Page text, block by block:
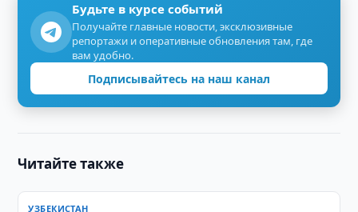
Будьте в курсе событий
Получайте главные новости, эксклюзивные
репортажи и оперативные обновления там, где
вам удобно.
Подписывайтесь на наш канал
Читайте также
УЗБЕКИСТАН